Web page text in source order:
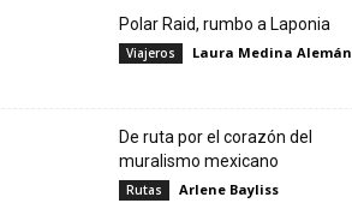
Polar Raid, rumbo a Laponia
Viajeros Laura Medina Alemán
De ruta por el corazón del
muralismo mexicano
Rutas Arlene Bayliss